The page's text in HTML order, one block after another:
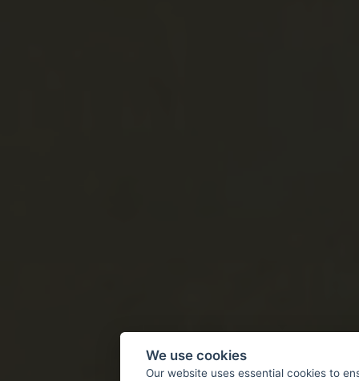
We use cookies
Our website uses essential cookies to